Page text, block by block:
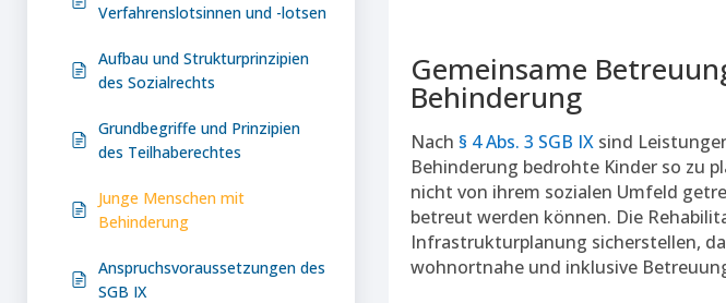
Verfahrenslotsinnen und -lotsen
Aufbau und Strukturprinzipien
des Sozialrechts
Grundbegriffe und Prinzipien
des Teilhaberechtes
Junge Menschen mit
Behinderung
Anspruchsvoraussetzungen des
SGB IX
Gemeinsame
Behinderung
Nach § 4 Abs. 3 SGB IXsind
Behinderung bedrohte Kinder so zu
nicht von ihrem sozialen Umfeld
betreut werden können. Die
Infrastrukturplanung sicherstellen,
wohnortnahe und inklusive